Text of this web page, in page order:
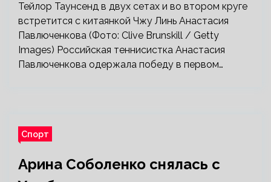
Тейлор Таунсенд в двух сетах и во втором круге
встретится с китаянкой Чжу Линь Анастасия
Павлюченкова (Фото: Clive Brunskill / Getty
Images) Российская теннисистка Анастасия
Павлюченкова одержала победу в первом…
Спорт
Арина Соболенко снялась с